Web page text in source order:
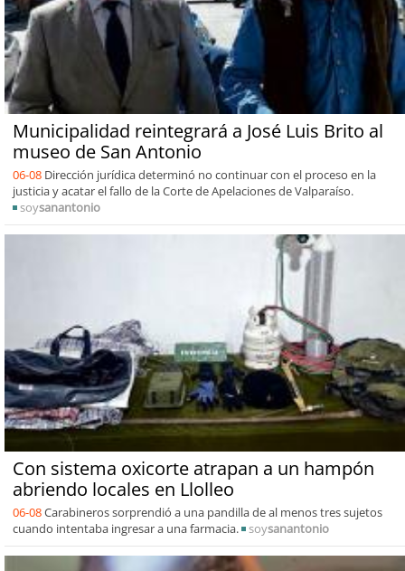
Municipalidad reintegrará a José Luis Brito al
museo de San Antonio
06-08 Dirección jurídica determinó no continuar con el proceso en la
justicia y acatar el fallo de la Corte de Apelaciones de Valparaíso.
soysanantonio
Con sistema oxicorte atrapan a un hampón
abriendo locales en Llolleo
06-08Carabineros sorprendió a una pandilla de al menos tres sujetos
cuando intentaba ingresar a una farmacia.
soysanantonio